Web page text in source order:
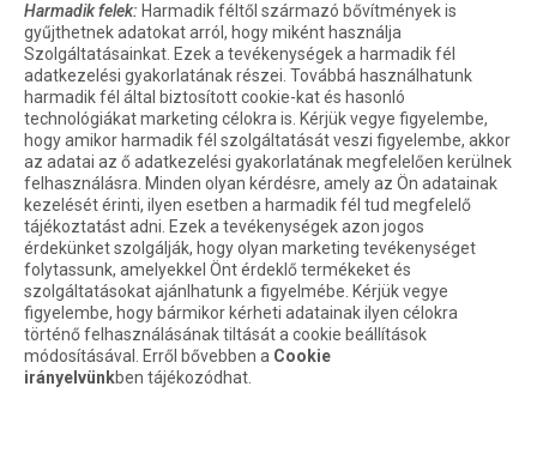
Harmadik felek: Harmadik féltől származó bővítmények is
gyűjthetnek adatokat arról, hogy miként használja
Szolgáltatásainkat. Ezek a tevékenységek a harmadik fél
adatkezelési gyakorlatának részei. Továbbá használhatunk
harmadik fél által biztosított cookie-kat és hasonló
technológiákat marketing célokra is. Kérjük vegye figyelembe,
hogy amikor harmadik fél szolgáltatását veszi figyelembe, akkor
az adatai az ő adatkezelési gyakorlatának megfelelően kerülnek
felhasználásra. Minden olyan kérdésre, amely az Ön adatainak
kezelését érinti, ilyen esetben a harmadik fél tud megfelelő
tájékoztatást adni. Ezek a tevékenységek azon jogos
érdekünket szolgálják, hogy olyan marketing tevékenységet
folytassunk, amelyekkel Önt érdeklő termékeket és
szolgáltatásokat ajánlhatunk a figyelmébe. Kérjük vegye
figyelembe, hogy bármikor kérheti adatainak ilyen célokra
történő felhasználásának tiltását a cookie beállítások
módosításával. Erről bővebben a Cookie
irányelvünkben tájékozódhat.